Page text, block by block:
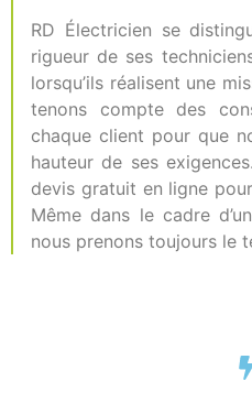
RD Électricien se
rigueur de ses
lorsqu’ils réalisent une
tenons compte des
chaque client pour que
hauteur de ses
devis gratuit en ligne
Même dans le cadre
nous prenons toujours le